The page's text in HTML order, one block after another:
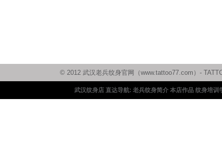
© 2012 武汉老兵纹身官网（www.tattoo77.com）-
武汉纹身店 直达导航: 老兵纹身简介 本店作品 纹身培训